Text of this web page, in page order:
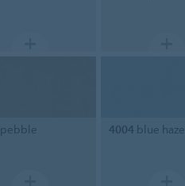
pebble 4004blue haze